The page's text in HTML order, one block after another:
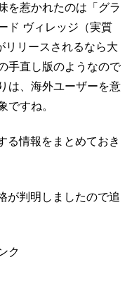
を惹かれたのは「グラ
ド ヴィレッジ（実質
リリースされるなら大
手直し版のようなので
は、海外ユーザーを意
ですね。
る情報をまとめておき
が判明しましたので追
ク